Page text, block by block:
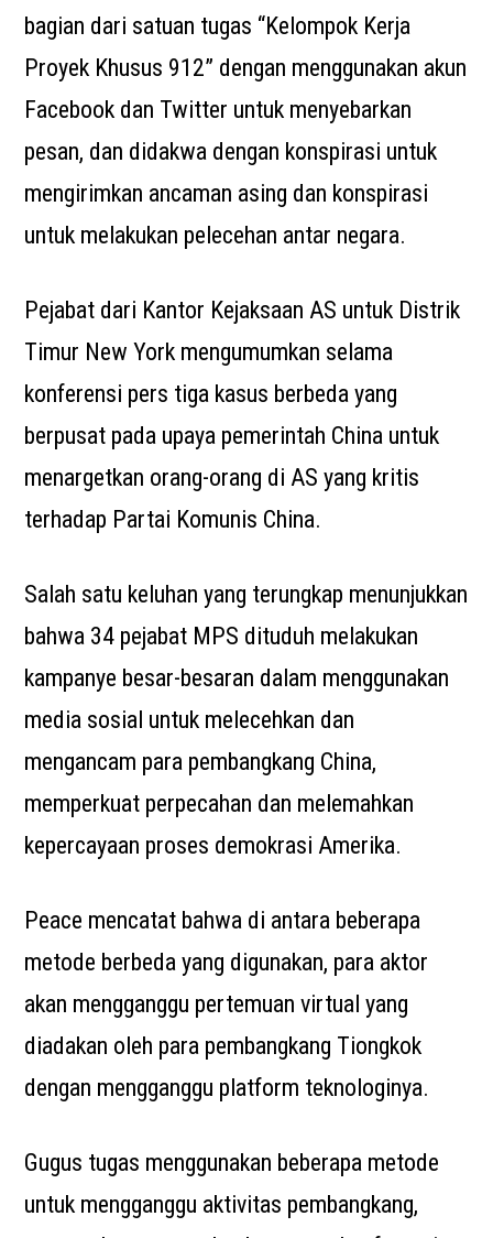
bagian dari satuan tugas “Kelompok Kerja
Proyek Khusus 912” dengan menggunakan akun
Facebook dan Twitter untuk menyebarkan
pesan, dan didakwa dengan konspirasi untuk
mengirimkan ancaman asing dan konspirasi
untuk melakukan pelecehan antar negara.
Pejabat dari Kantor Kejaksaan AS untuk Distrik
Timur New York mengumumkan selama
konferensi pers tiga kasus berbeda yang
berpusat pada upaya pemerintah China untuk
menargetkan orang-orang di AS yang kritis
terhadap Partai Komunis China.
Salah satu keluhan yang terungkap menunjukkan
bahwa 34 pejabat MPS dituduh melakukan
kampanye besar-besaran dalam menggunakan
media sosial untuk melecehkan dan
mengancam para pembangkang China,
memperkuat perpecahan dan melemahkan
kepercayaan proses demokrasi Amerika.
Peace mencatat bahwa di antara beberapa
metode berbeda yang digunakan, para aktor
akan mengganggu pertemuan virtual yang
diadakan oleh para pembangkang Tiongkok
dengan mengganggu platform teknologinya.
Gugus tugas menggunakan beberapa metode
untuk mengganggu aktivitas pembangkang,